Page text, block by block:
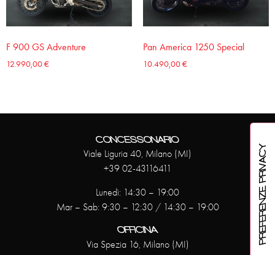
F 900 GS Adventure
12.990,00€
Pan America 1250 Special
10.490,00€
CONCESSONARIO
Viale Liguria 40, Milano (MI)
+39 02-43116411
Lunedì: 14:30 – 19:00
Mar – Sab: 9:30 – 12:30 / 14:30 – 19:00
OFFICINA
Via Spezia 16, Milano (MI)